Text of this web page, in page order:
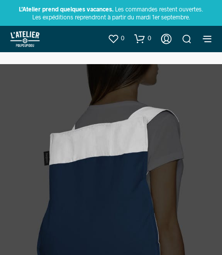
L’Atelier prend quelques vacances. Les commandes restent ouvertes.
Les expéditions reprendront à partir du mardi 1er septembre.
0 0